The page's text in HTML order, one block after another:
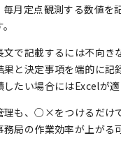
月定点観測する数値を
で記載するには不向き
果と決定事項を端的に記
たい場合にはExcelが適
理も、○×をつけるだけ
局の作業効率が上がる